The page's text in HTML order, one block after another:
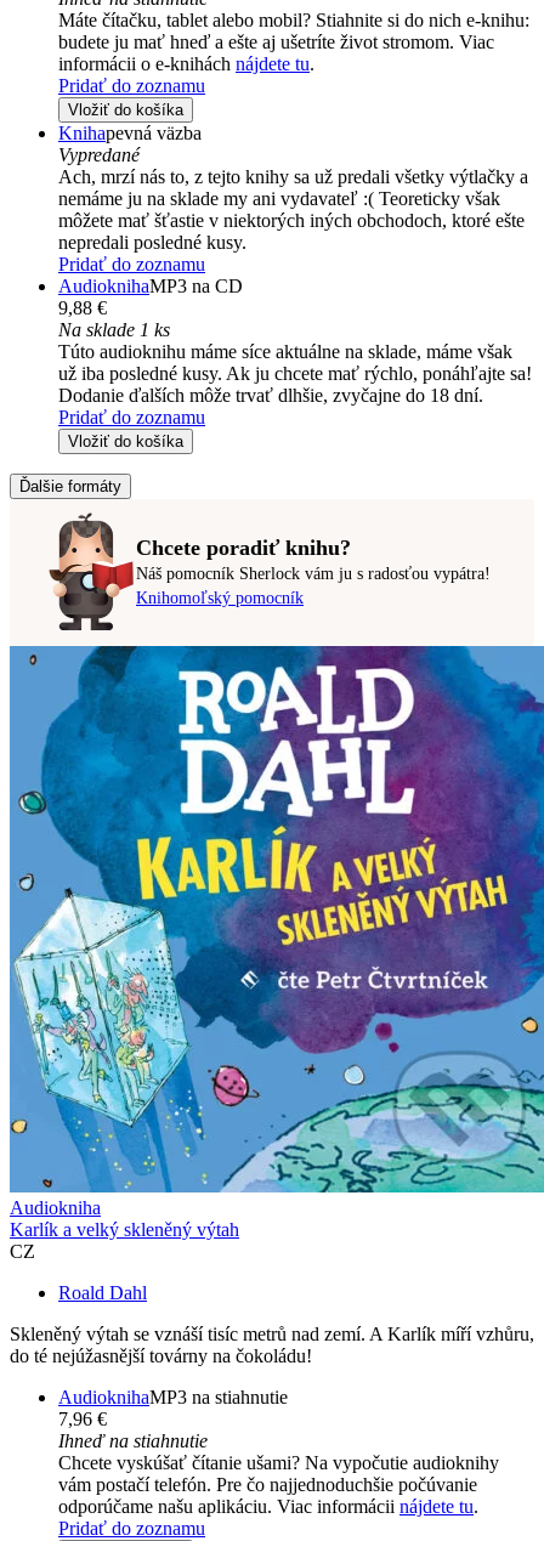
Máte čítačku, tablet alebo mobil? Stiahnite si do nich e-knihu:
budete ju mať hneď a ešte aj ušetríte život stromom. Viac
informácii o e-knihách nájdete tu.
Pridať do zoznamu
Vložiť do košíka
Knihapevná väzba
Vypredané
Ach, mrzí nás to, z tejto knihy sa už predali všetky výtlačky a
nemáme ju na sklade my ani vydavateľ :( Teoreticky však
môžete mať šťastie v niektorých iných obchodoch, ktoré ešte
nepredali posledné kusy.
Pridať do zoznamu
AudioknihaMP3 na CD
9,88 €
Na sklade 1 ks
Túto audioknihu máme síce aktuálne na sklade, máme však
už iba posledné kusy. Ak ju chcete mať rýchlo, ponáhľajte sa!
Dodanie ďalších môže trvať dlhšie, zvyčajne do 18 dní.
Pridať do zoznamu
Vložiť do košíka
Ďalšie formáty
Chcete poradiť knihu?
Náš pomocník Sherlock vám ju s radosťou vypátra!
Knihomoľský pomocník
Audiokniha
Karlík a velký skleněný výtah
CZ
Roald Dahl
Skleněný výtah se vznáší tisíc metrů nad zemí. A Karlík míří vzhůru,
do té nejúžasnější továrny na čokoládu!
AudioknihaMP3 na stiahnutie
7,96 €
Ihneď na stiahnutie
Chcete vyskúšať čítanie ušami? Na vypočutie audioknihy
vám postačí telefón. Pre čo najjednoduchšie počúvanie
odporúčame našu aplikáciu. Viac informácii nájdete tu.
Pridať do zoznamu